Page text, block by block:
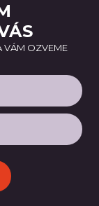
VÁM OZVEME